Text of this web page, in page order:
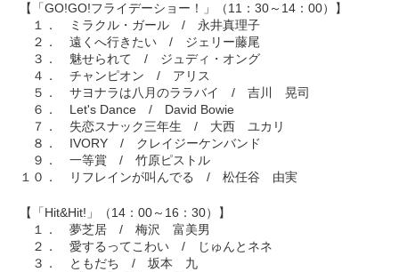
【「GO!GO!フライデーショー！」（11：30～14：00）】
１． ミラクル・ガール / 永井真理子
２． 遠くへ行きたい / ジェリー藤尾
３． 魅せられて / ジュディ・オング
４． チャンピオン / アリス
５． サヨナラは八月のララバイ / 吉川 晃司
６． Let's Dance / David Bowie
７． 失恋スナック三年生 / 大西 ユカリ
８． IVORY / クレイジーケンバンド
９． 一等賞 / 竹原ピストル
１０． リフレインが叫んでる / 松任谷 由実
【「Hit&Hit!」（14：00～16：30）】
１． 夢芝居 / 梅沢 富美男
２． 愛するってこわい / じゅんとネネ
３． ともだち / 坂本 九